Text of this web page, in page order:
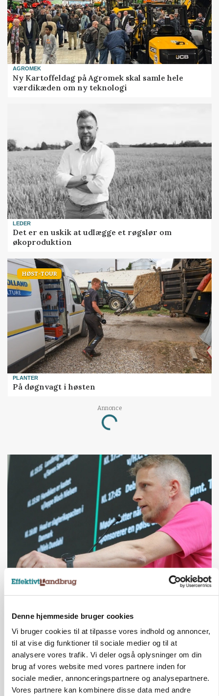
Denne hjemmeside bruger cookies
Vi bruger cookies til at tilpasse vores indhold og annoncer,
til at vise dig funktioner til sociale medier og til at
analysere vores trafik. Vi deler også oplysninger om din
brug af vores website med vores partnere inden for
sociale medier, annonceringspartnere og analysepartnere.
Vores partnere kan kombinere disse data med andre
AGROMEK
Ny Kartoffeldag på Agromek skal samle hele
værdikæden om ny teknologi
LEDER
Det er en uskik at udlægge et røgslør om
økoproduktion
HØST-TOUR
PLANTER
På døgnvagt i høsten
Annonce
Loading...
Svineproducenter kalder Danish Crowns
Annonce